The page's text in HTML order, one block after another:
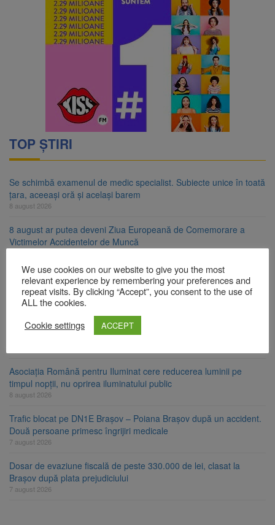
TOP ȘTIRI
Se schimbă examenul de medic specialist. Subiecte unice în toată
țara, aceeași oră și același barem
8 august 2026
8 august ar putea deveni Ziua Europeană de Comemorare a
Victimelor Accidentelor de Muncă
Am început demolarea fostului complex Duplex 91, de lângă Piața
Star
8 august 2026
Ungaria renunță la apelul pentru reducerea consumului de
energie. Nivelul Dunării a început să crească
Asociația Română pentru Iluminat cere reducerea luminii pe
timpul nopții, nu oprirea iluminatului public
8 august 2026
Trafic blocat pe DN1E Brașov – Poiana Brașov după un accident.
Două persoane primesc îngrijiri medicale
7 august 2026
Dosar de evaziune fiscală de peste 330.000 de lei, clasat la
Brașov după plata prejudiciului
7 august 2026
We use cookies on our website to give you the most
relevant experience by remembering your preferences and
repeat visits. By clicking “Accept”, you consent to the use of
ALL the cookies.
Cookie settings
ACCEPT